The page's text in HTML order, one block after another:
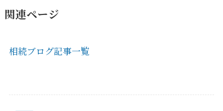
関連ページ
相続ブログ記事一覧